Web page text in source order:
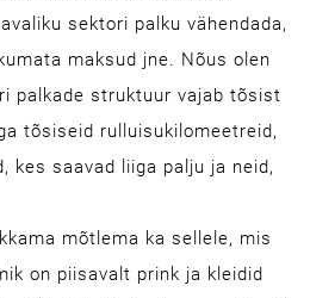
sektori palku vähendada,
maksud jne. Nõus olen
palkade struktuur vajab tõsist
tõsiseid rulluisukilomeetreid,
kes saavad liiga palju ja neid,
mõtlema ka sellele, mis
on piisavalt prink ja kleidid